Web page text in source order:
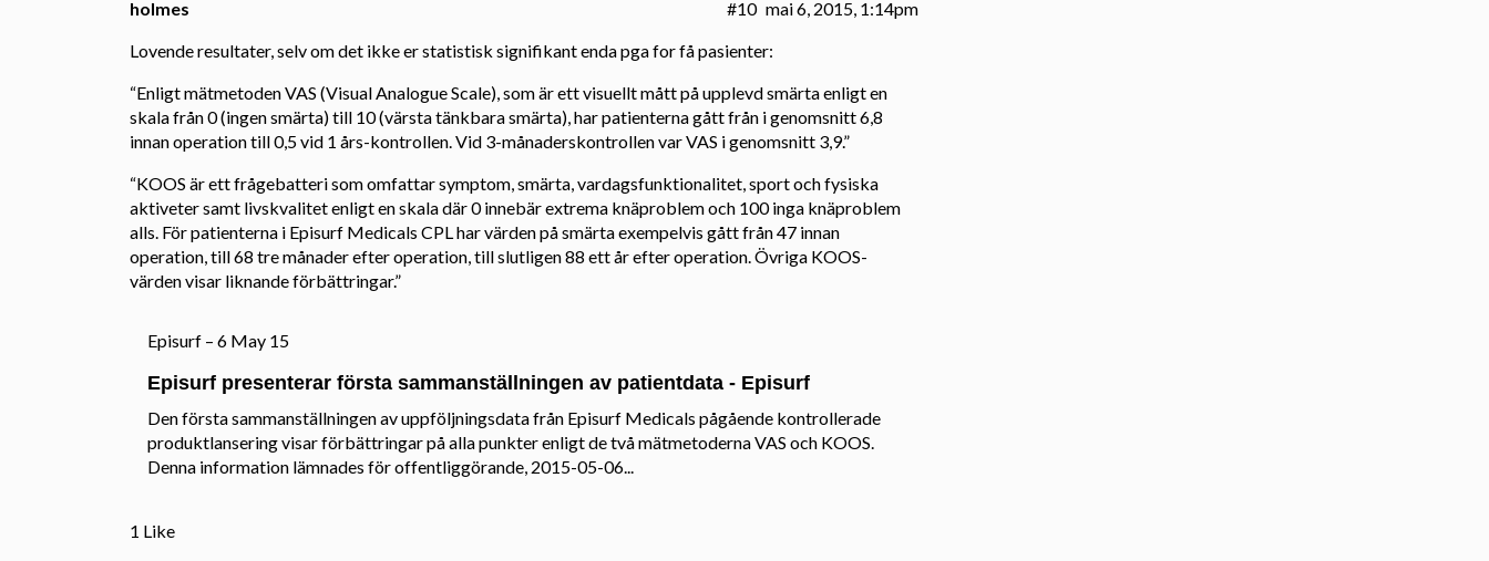
holmes mai 6, 2015, 1:14pm
#10
Lovende resultater, selv om det ikke er statistisk signifikant enda pga for få pasienter:
“Enligt mätmetoden VAS (Visual Analogue Scale), som är ett visuellt mått på upplevd smärta enligt en
skala från 0 (ingen smärta) till 10 (värsta tänkbara smärta), har patienterna gått från i genomsnitt 6,8
innan operation till 0,5 vid 1 års-kontrollen. Vid 3-månaderskontrollen var VAS i genomsnitt 3,9.”
“KOOS är ett frågebatteri som omfattar symptom, smärta, vardagsfunktionalitet, sport och fysiska
aktiveter samt livskvalitet enligt en skala där 0 innebär extrema knäproblem och 100 inga knäproblem
alls. För patienterna i Episurf Medicals CPL har värden på smärta exempelvis gått från 47 innan
operation, till 68 tre månader efter operation, till slutligen 88 ett år efter operation. Övriga KOOS-
värden visar liknande förbättringar.”
Episurf – 6 May 15
Episurf presenterar första sammanställningen av patientdata - Episurf
Den första sammanställningen av uppföljningsdata från Episurf Medicals pågående kontrollerade
produktlansering visar förbättringar på alla punkter enligt de två mätmetoderna VAS och KOOS.
Denna information lämnades för offentliggörande, 2015-05-06...
1 Like